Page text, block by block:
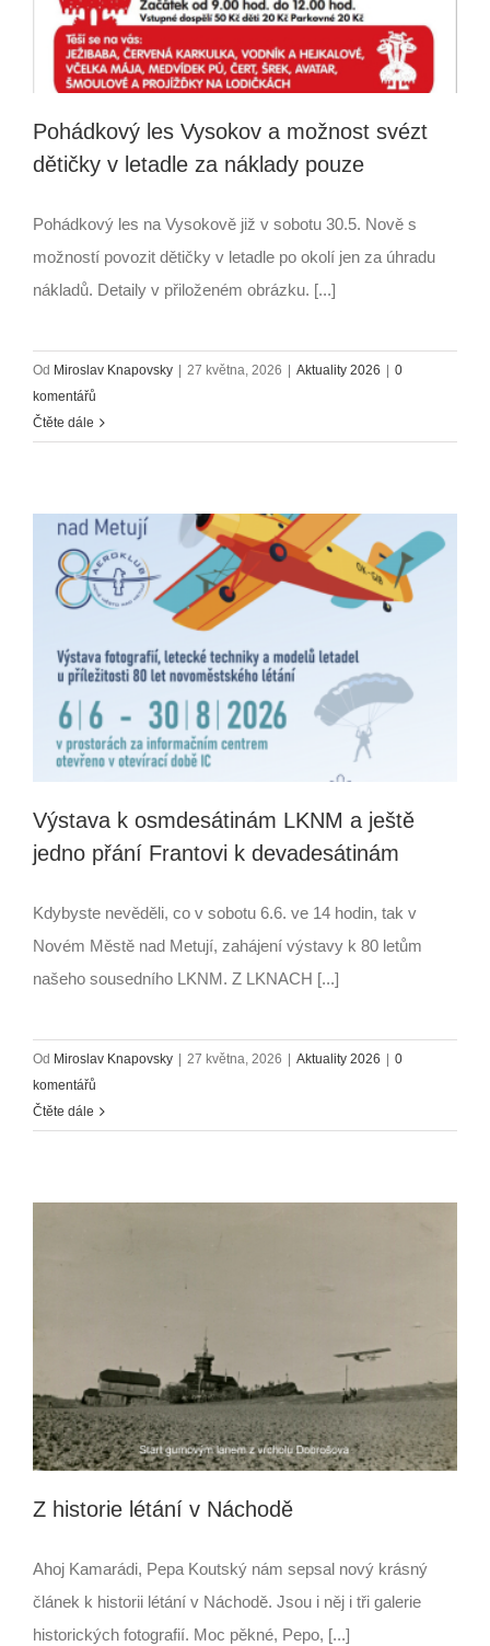
Pohádkový les Vysokov a možnost svézt
dětičky v letadle za náklady pouze
Pohádkový les na Vysokově již v sobotu 30.5. Nově s
možností povozit dětičky v letadle po okolí jen za úhradu
nákladů. Detaily v přiloženém obrázku. [...]
Od Miroslav Knapovsky 27 května, 2026 Aktuality 2026
0
komentářů
Čtěte dále
Výstava k osmdesátinám LKNM a ještě
jedno přání Frantovi k devadesátinám
Kdybyste nevěděli, co v sobotu 6.6. ve 14 hodin, tak v
Novém Městě nad Metují, zahájení výstavy k 80 letům
našeho sousedního LKNM. Z LKNACH [...]
Od Miroslav Knapovsky 27 května, 2026 Aktuality 2026
0
komentářů
Čtěte dále
Z historie létání v Náchodě
Ahoj Kamarádi, Pepa Koutský nám sepsal nový krásný
článek k historii létání v Náchodě. Jsou i něj i tři galerie
historických fotografií. Moc pěkné, Pepo, [...]